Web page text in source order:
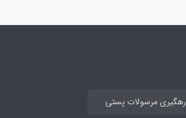
رهگیری مرسولات پستی